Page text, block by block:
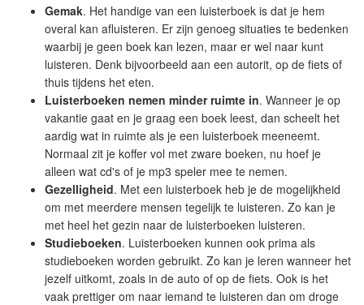
Gemak. Het handige van een luisterboek is dat je hem
overal kan afluisteren. Er zijn genoeg situaties te bedenken
waarbij je geen boek kan lezen, maar er wel naar kunt
luisteren. Denk bijvoorbeeld aan een autorit, op de fiets of
thuis tijdens het eten.
Luisterboeken nemen minder ruimte in. Wanneer je op
vakantie gaat en je graag een boek leest, dan scheelt het
aardig wat in ruimte als je een luisterboek meeneemt.
Normaal zit je koffer vol met zware boeken, nu hoef je
alleen wat cd's of je mp3 speler mee te nemen.
Gezelligheid. Met een luisterboek heb je de mogelijkheid
om met meerdere mensen tegelijk te luisteren. Zo kan je
met heel het gezin naar de luisterboeken luisteren.
Studieboeken. Luisterboeken kunnen ook prima als
studieboeken worden gebruikt. Zo kan je leren wanneer het
jezelf uitkomt, zoals in de auto of op de fiets. Ook is het
vaak prettiger om naar iemand te luisteren dan om droge